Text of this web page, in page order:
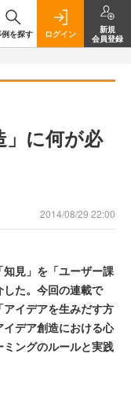
を探す ログイン
新規
会員登録
に何が必
2014/08/29 22:00
見」を「ユーザー課
た。今回の連載で
イデアを生みだす方
デア創造における心
ングのルールと実践